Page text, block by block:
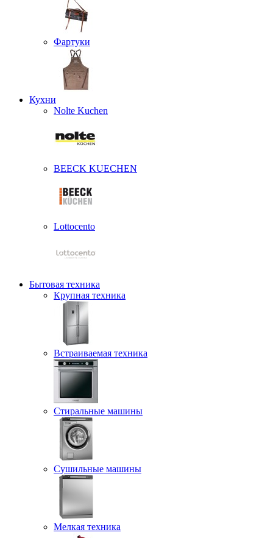
Фартуки
Кухни
Nolte Kuchen
BEECK KUECHEN
Lottocento
Бытовая техника
Крупная техника
Встраиваемая техника
Стиральные машины
Сушильные машины
Мелкая техника